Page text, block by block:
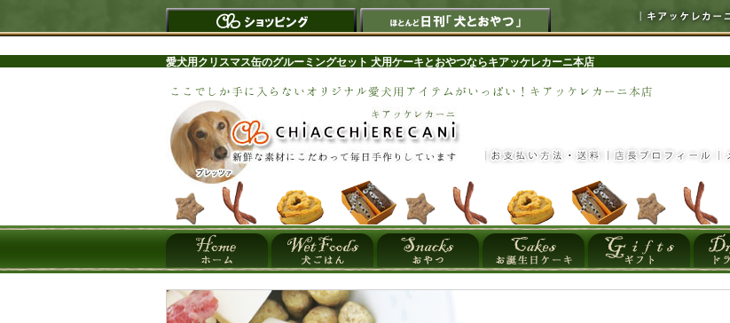
愛犬用クリスマス缶のグルーミングセット 犬用ケーキとおやつならキアッケレカーニ本店